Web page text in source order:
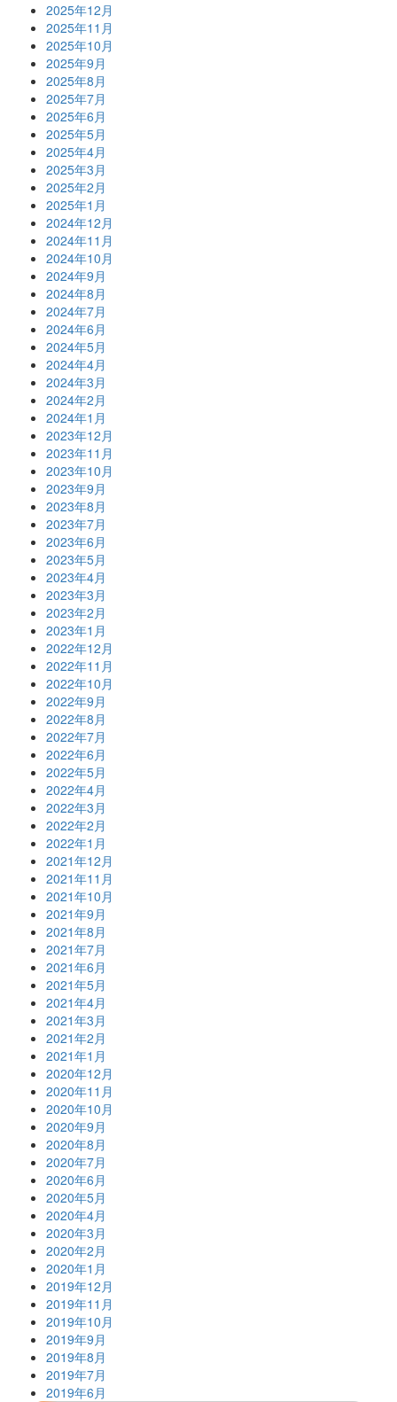
2025年12月
2025年11月
2025年10月
2025年9月
2025年8月
2025年7月
2025年6月
2025年5月
2025年4月
2025年3月
2025年2月
2025年1月
2024年12月
2024年11月
2024年10月
2024年9月
2024年8月
2024年7月
2024年6月
2024年5月
2024年4月
2024年3月
2024年2月
2024年1月
2023年12月
2023年11月
2023年10月
2023年9月
2023年8月
2023年7月
2023年6月
2023年5月
2023年4月
2023年3月
2023年2月
2023年1月
2022年12月
2022年11月
2022年10月
2022年9月
2022年8月
2022年7月
2022年6月
2022年5月
2022年4月
2022年3月
2022年2月
2022年1月
2021年12月
2021年11月
2021年10月
2021年9月
2021年8月
2021年7月
2021年6月
2021年5月
2021年4月
2021年3月
2021年2月
2021年1月
2020年12月
2020年11月
2020年10月
2020年9月
2020年8月
2020年7月
2020年6月
2020年5月
2020年4月
2020年3月
2020年2月
2020年1月
2019年12月
2019年11月
2019年10月
2019年9月
2019年8月
2019年7月
2019年6月